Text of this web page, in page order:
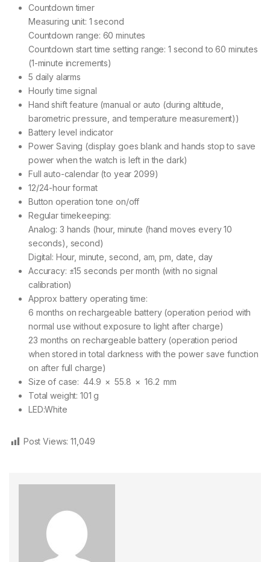
Countdown timer
Measuring unit: 1 second
Countdown range: 60 minutes
Countdown start time setting range: 1 second to 60 minutes
(1-minute increments)
5 daily alarms
Hourly time signal
Hand shift feature (manual or auto (during altitude,
barometric pressure, and temperature measurement))
Battery level indicator
Power Saving (display goes blank and hands stop to save
power when the watch is left in the dark)
Full auto-calendar (to year 2099)
12/24-hour format
Button operation tone on/off
Regular timekeeping:
Analog: 3 hands (hour, minute (hand moves every 10
seconds), second)
Digital: Hour, minute, second, am, pm, date, day
Accuracy: ±15 seconds per month (with no signal
calibration)
Approx battery operating time:
6 months on rechargeable battery (operation period with
normal use without exposure to light after charge)
23 months on rechargeable battery (operation period
when stored in total darkness with the power save function
on after full charge)
Size of case: 44.9 × 55.8 × 16.2 mm
Total weight: 101 g
LED:White
Post Views: 11,049